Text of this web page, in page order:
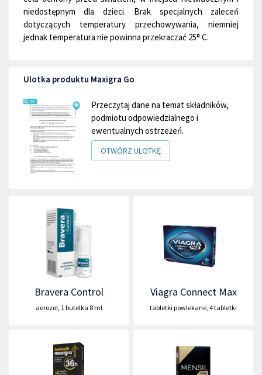
niedostępnym dla dzieci. Brak specjalnych zaleceń
dotyczących temperatury przechowywania, niemniej
jednak temperatura nie powinna przekraczać 25⁰ C.
Ulotka produktu Maxigra Go
Przeczytaj dane na temat składników,
podmiotu odpowiedzialnego i
ewentualnych ostrzeżeń.
OTWÓRZ ULOTKĘ
Bravera Control
aerozol 1 butelka 8 ml
Viagra Connect Max
tabletki powlekane 4 tabletki